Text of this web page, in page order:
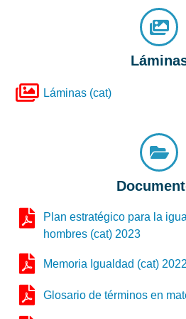
Láminas (cat)
Plan estratégico para la
hombres (cat) 2023
Memoria Igualdad (cat) 2022
Glosario de términos en